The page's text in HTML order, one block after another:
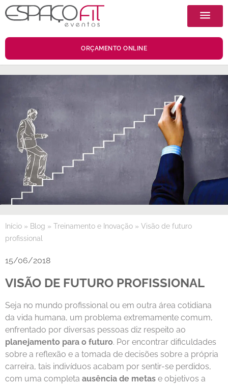
ORÇAMENTO ONLINE
Início » Blog » Treinamento e Inovação » Visão de futuro
profissional
15/06/2018
VISÃO DE FUTURO PROFISSIONAL
Seja no mundo profissional ou em outra área cotidiana
da vida humana, um problema extremamente comum,
enfrentado por diversas pessoas diz respeito ao
planejamento para o futuro. Por encontrar dificuldades
sobre a reflexão e a tomada de decisões sobre a própria
carreira, tais indivíduos acabam por sentir-se perdidos,
com uma completa ausência de metas e objetivos a